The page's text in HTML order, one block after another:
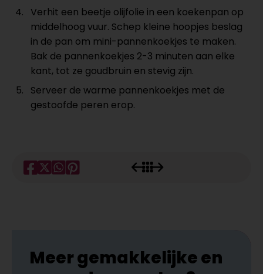
Verhit een beetje olijfolie in een koekenpan op
middelhoog vuur. Schep kleine hoopjes beslag
in de pan om mini-pannenkoekjes te maken.
Bak de pannenkoekjes 2-3 minuten aan elke
kant, tot ze goudbruin en stevig zijn.
Serveer de warme pannenkoekjes met de
gestoofde peren erop.
Meer gemakkelijke en